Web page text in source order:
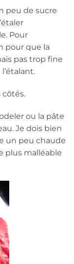
peu de sucre
Pour
pour que la
pas trop fine
côtés.
ou la pâte
Je dois bien
un peu chaude
plus malléable